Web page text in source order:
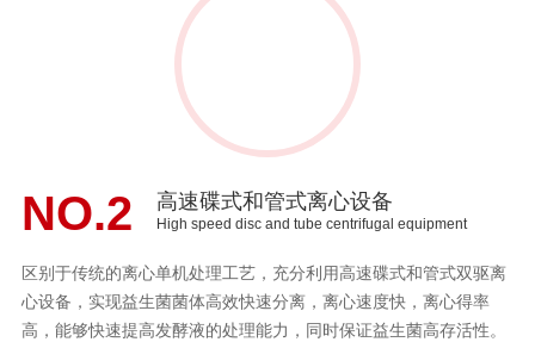
NO.2 高速碟式和管式离心设备
High speed disc and tube centrifugal equipment
区别于传统的离心单机处理工艺，充分利用高速碟式和管式双驱离
心设备，实现益生菌菌体高效快速分离，离心速度快，离心得率
高，能够快速提高发酵液的处理能力，同时保证益生菌高存活性。